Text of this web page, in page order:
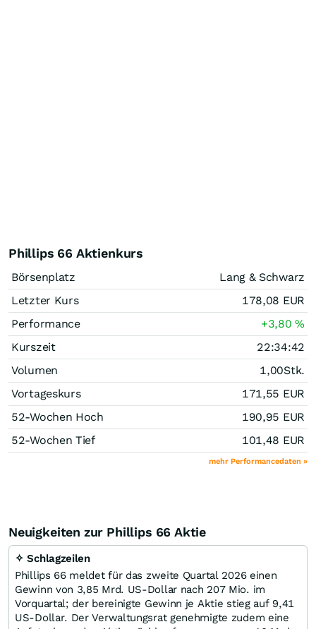
Phillips 66 Aktienkurs
Börsenplatz
Lang & Schwarz
Letzter Kurs
178,08 EUR
Performance
+3,80%
Kurszeit
22:34:42
Volumen
1,00Stk.
Vortageskurs
171,55 EUR
52-Wochen Hoch
190,95 EUR
52-Wochen Tief
101,48 EUR
mehr Performancedaten »
Neuigkeiten zur Phillips 66 Aktie
✧ Schlagzeilen
Phillips 66 meldet für das zweite Quartal 2026 einen
Gewinn von 3,85 Mrd. US-Dollar nach 207 Mio. im
Vorquartal; der bereinigte Gewinn je Aktie stieg auf 9,41
US-Dollar. Der Verwaltungsrat genehmigte zudem eine